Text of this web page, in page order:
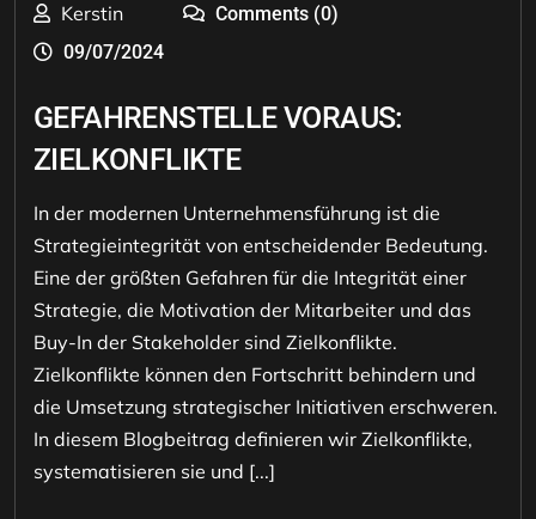
Kerstin
Comments (0)
09/07/2024
GEFAHRENSTELLE VORAUS:
ZIELKONFLIKTE
In der modernen Unternehmensführung ist die
Strategieintegrität von entscheidender Bedeutung.
Eine der größten Gefahren für die Integrität einer
Strategie, die Motivation der Mitarbeiter und das
Buy-In der Stakeholder sind Zielkonflikte.
Zielkonflikte können den Fortschritt behindern und
die Umsetzung strategischer Initiativen erschweren.
In diesem Blogbeitrag definieren wir Zielkonflikte,
systematisieren sie und [...]